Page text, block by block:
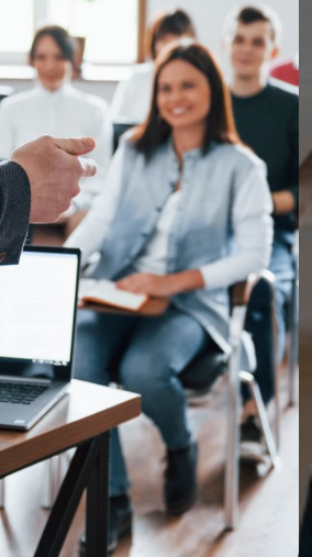
outil pour évaluer le
évaluer l'intensité des troubles
les troubles psycho-
à domicile afin de gérer
efficacement
du domicile aux Troubles
Soins d'hygiène, de confort et